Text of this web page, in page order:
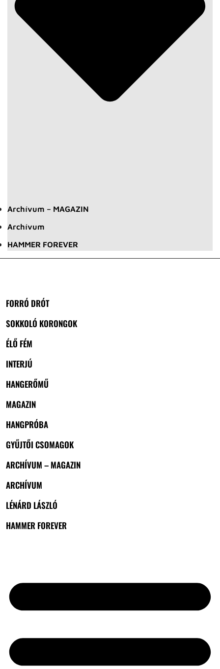
Archívum – MAGAZIN
Archívum
HAMMER FOREVER
FORRÓ DRÓT
SOKKOLÓ KORONGOK
ÉLŐ FÉM
INTERJÚ
HANGERŐMŰ
MAGAZIN
HANGPRÓBA
GYŰJTŐI CSOMAGOK
ARCHÍVUM – MAGAZIN
ARCHÍVUM
LÉNÁRD LÁSZLÓ
HAMMER FOREVER